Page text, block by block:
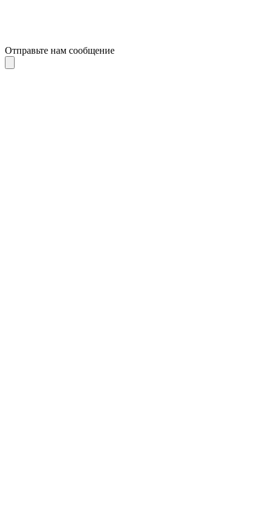
Отправьте нам сообщение